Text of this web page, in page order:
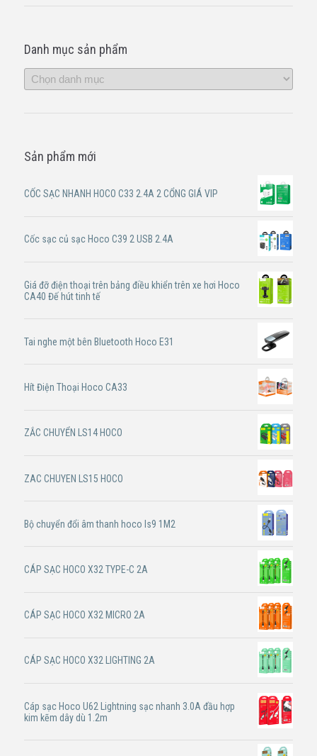
Danh mục sản phẩm
Sản phẩm mới
CỐC SẠC NHANH HOCO C33 2.4A 2 CỔNG GIÁ VIP
Cốc sạc củ sạc Hoco C39 2 USB 2.4A
Giá đỡ điện thoại trên bảng điều khiển trên xe hơi Hoco
CA40 Đế hút tinh tế
Tai nghe một bên Bluetooth Hoco E31
Hít Điện Thoại Hoco CA33
ZẮC CHUYỂN LS14 HOCO
ZAC CHUYEN LS15 HOCO
Bộ chuyển đổi âm thanh hoco ls9 1M2
CÁP SẠC HOCO X32 TYPE-C 2A
CÁP SẠC HOCO X32 MICRO 2A
CÁP SẠC HOCO X32 LIGHTING 2A
Cáp sạc Hoco U62 Lightning sạc nhanh 3.0A đầu hợp
kim kẽm dây dù 1.2m